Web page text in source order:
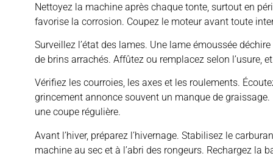
Nettoyez la machine après chaque tonte, surtout en
favorise la corrosion. Coupez le moteur avant toute
Surveillez l’état des lames. Une lame émoussée
de brins arrachés. Affûtez ou remplacez selon l’usure,
Vérifiez les courroies, les axes et les roulements.
grincement annonce souvent un manque de
une coupe régulière.
Avant l’hiver, préparez l’hivernage. Stabilisez le
machine au sec et à l’abri des rongeurs. Rechargez la